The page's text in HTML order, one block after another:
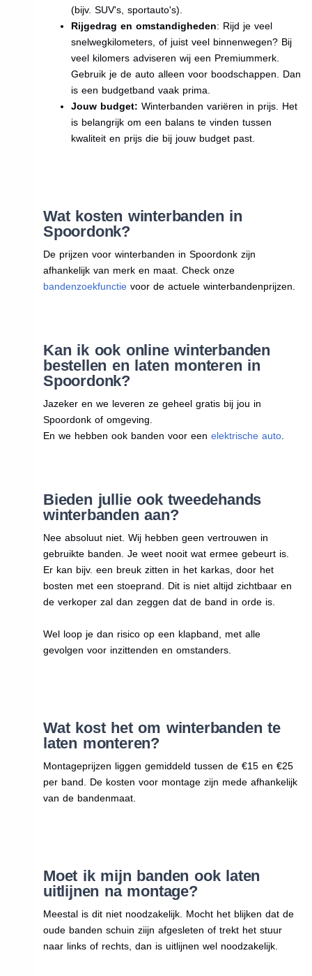
(bijv. SUV's, sportauto's).
Rijgedrag en omstandigheden: Rijd je veel
snelwegkilometers, of juist veel binnenwegen? Bij
veel kilomers adviseren wij een Premiummerk.
Gebruik je de auto alleen voor boodschappen. Dan
is een budgetband vaak prima.
Jouw budget: Winterbanden variëren in prijs. Het
is belangrijk om een balans te vinden tussen
kwaliteit en prijs die bij jouw budget past.
Wat kosten winterbanden in
Spoordonk?
De prijzen voor winterbanden in Spoordonk zijn
afhankelijk van merk en maat. Check onze
bandenzoekfunctievoor de actuele winterbandenprijzen.
Kan ik ook online winterbanden
bestellen en laten monteren in
Spoordonk?
Jazeker en we leveren ze geheel gratis bij jou in
Spoordonk of omgeving.
En we hebben ook banden voor een elektrische auto.
Bieden jullie ook tweedehands
winterbanden aan?
Nee absoluut niet. Wij hebben geen vertrouwen in
gebruikte banden. Je weet nooit wat ermee gebeurt is.
Er kan bijv. een breuk zitten in het karkas, door het
bosten met een stoeprand. Dit is niet altijd zichtbaar en
de verkoper zal dan zeggen dat de band in orde is.
Wel loop je dan risico op een klapband, met alle
gevolgen voor inzittenden en omstanders.
Wat kost het om winterbanden te
laten monteren?
Montageprijzen liggen gemiddeld tussen de €15 en €25
per band. De kosten voor montage zijn mede afhankelijk
van de bandenmaat.
Moet ik mijn banden ook laten
uitlijnen na montage?
Meestal is dit niet noodzakelijk. Mocht het blijken dat de
oude banden schuin ziijn afgesleten of trekt het stuur
naar links of rechts, dan is uitlijnen wel noodzakelijk.